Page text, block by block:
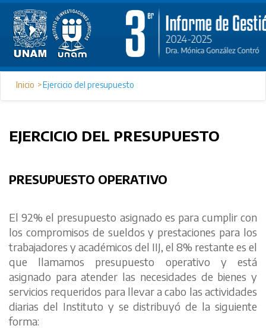
Inicio Ejercicio del presupuesto
EJERCICIO DEL PRESUPUESTO
PRESUPUESTO OPERATIVO
El 92% el presupuesto asignado es para cumplir con
los compromisos de sueldos y prestaciones para los
trabajadores y académicos del IIJ, el 8% restante es el
que llamamos presupuesto operativo y está
asignado para atender las necesidades de bienes y
servicios requeridos para llevar a cabo las actividades
diarias del Instituto y se distribuyó de la siguiente
forma: